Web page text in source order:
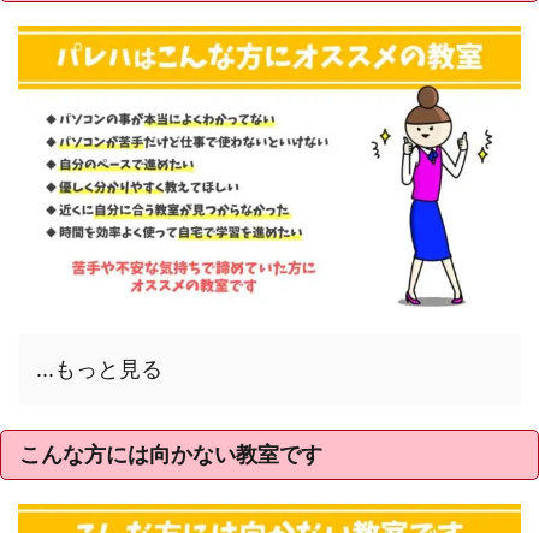
...もっと見る
こんな方には向かない教室です